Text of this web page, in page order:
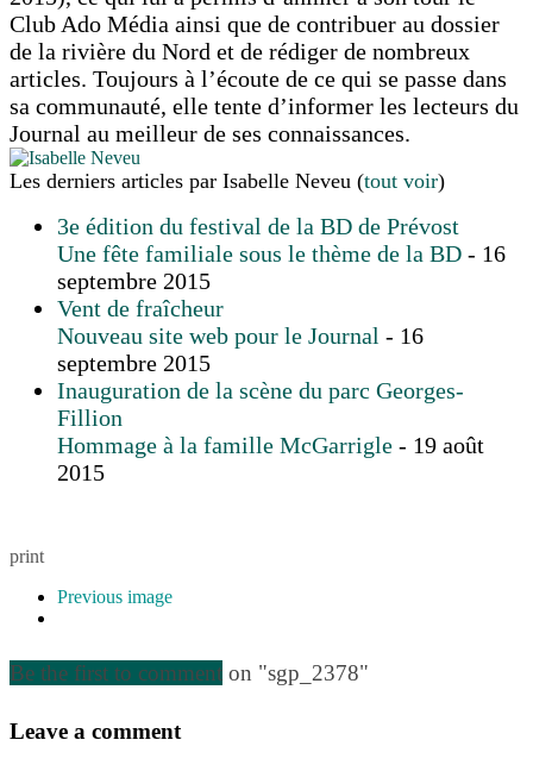
Club Ado Média ainsi que de contribuer au dossier
de la rivière du Nord et de rédiger de nombreux
articles. Toujours à l’écoute de ce qui se passe dans
sa communauté, elle tente d’informer les lecteurs du
Journal au meilleur de ses connaissances.
Les derniers articles par Isabelle Neveu (tout voir)
3e édition du festival de la BD de Prévost
Une fête familiale sous le thème de la BD - 16
septembre 2015
Vent de fraîcheur
Nouveau site web pour le Journal - 16
septembre 2015
Inauguration de la scène du parc Georges-
Fillion
Hommage à la famille McGarrigle - 19 août
2015
print
Previous image
Be the first to comment on "sgp_2378"
Leave a comment